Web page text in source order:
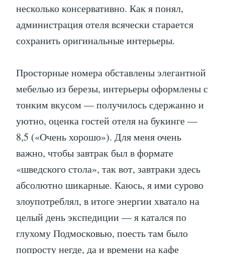
несколько консервативно. Как я понял,
администрация отеля всячески старается
сохранить оригинальные интерьеры.
Просторные номера обставлены элегантной
мебелью из березы, интерьеры оформлены с
тонким вкусом — получилось сдержанно и
уютно, оценка гостей отеля на букинге —
8,5 («Очень хорошо»). Для меня очень
важно, чтобы завтрак был в формате
«шведского стола», так вот, завтраки здесь
абсолютно шикарные. Каюсь, я ими сурово
злоупотреблял, в итоге энергии хватало на
целый день экспедиции — я катался по
глухому Подмосковью, поесть там было
попросту негде, да и времени на кафе